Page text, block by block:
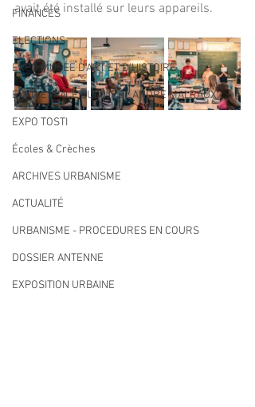
FINANCES
ELECTIONS
EXPO MUSEE D'ART ET D'HISTOIRE
EXPO ESPACE CULTUREL ANDRE MALRAUX
EXPO TOSTI
Écoles & Crèches
ARCHIVES URBANISME
ACTUALITÉ
URBANISME - PROCEDURES EN COURS
DOSSIER ANTENNE
EXPOSITION URBAINE
avait été installé sur leurs appareils.